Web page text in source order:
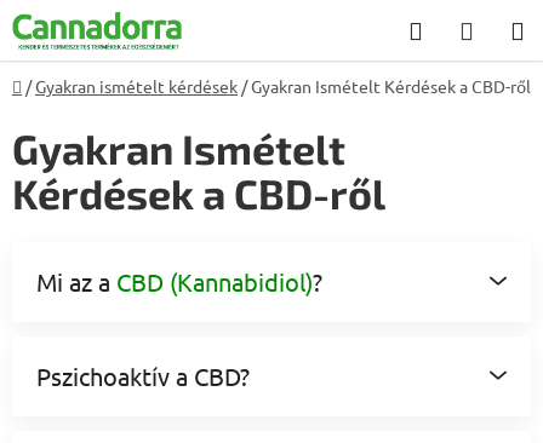
Ugrás
fő
tartalomhoz
Keresés
Kezdőlap
/Gyakran ismételt kérdések /Gyakran Ismételt Kérdések a CBD-ről
Gyakran Ismételt
Kérdések a CBD-ről
Mi az a CBD (Kannabidiol)?
Pszichoaktív a CBD?